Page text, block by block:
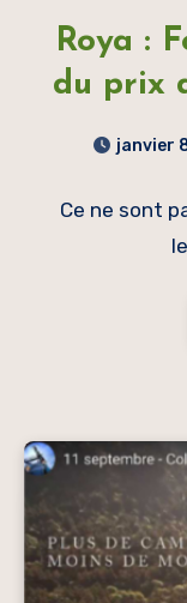
Roya :
du prix
janvier
Ce ne sont